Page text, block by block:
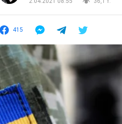
415